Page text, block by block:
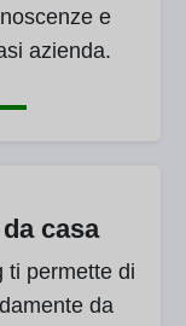
e
azienda.
casa
ti permette di
da